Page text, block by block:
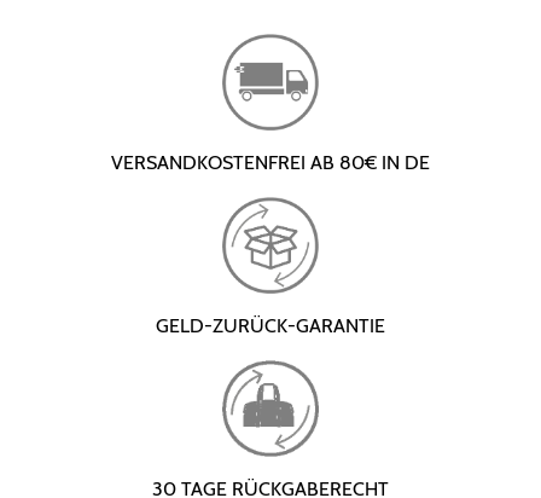
VERSANDKOSTENFREI AB 80€ IN DE
GELD-ZURÜCK-GARANTIE
30 TAGE RÜCKGABERECHT